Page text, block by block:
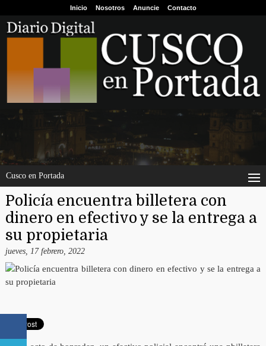
Inicio Nosotros Anuncie Contacto
Cusco en Portada
Policía encuentra billetera con
dinero en efectivo y se la entrega a
su propietaria
jueves, 17 febrero, 2022